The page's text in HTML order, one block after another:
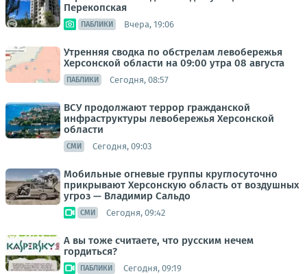
Перекопская
ПАБЛИКИ Вчера, 19:06
Утренняя сводка по обстрелам левобережья
Херсонской области на 09:00 утра 08 августа
ПАБЛИКИ Сегодня, 08:57
ВСУ продолжают террор гражданской
инфраструктуры левобережья Херсонской
области
СМИ Сегодня, 09:03
Мобильные огневые группы круглосуточно
прикрывают Херсонскую область от воздушных
угроз — Владимир Сальдо
СМИ Сегодня, 09:42
А вы тоже считаете, что русским нечем
гордиться?
ПАБЛИКИ Сегодня, 09:19